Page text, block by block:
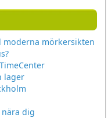
moderna mörkersikten
lager
dig